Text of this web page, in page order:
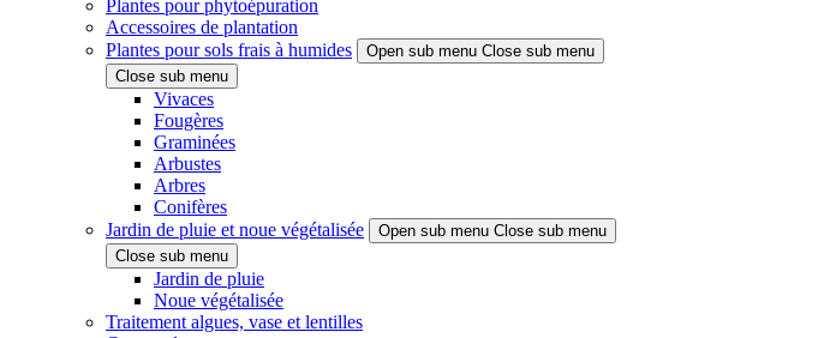
Plantes pour phytoépuration
Accessoires de plantation
Plantes pour sols frais à humides
Open sub menu Close sub menu
Close sub menu
Vivaces
Fougères
Graminées
Arbustes
Arbres
Conifères
Jardin de pluie et noue végétalisée
Open sub menu Close sub menu
Close sub menu
Jardin de pluie
Noue végétalisée
Traitement algues, vase et lentilles